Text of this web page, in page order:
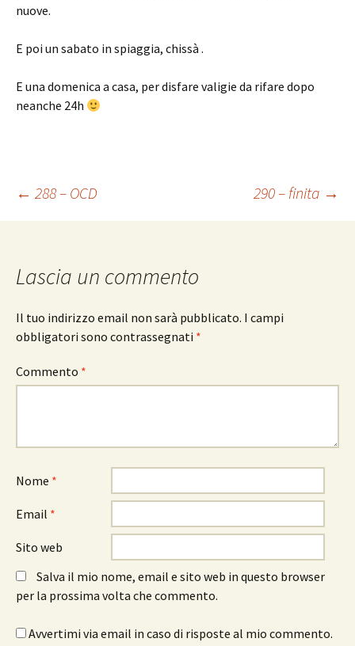
nuove.
E poi un sabato in spiaggia, chissà .
E una domenica a casa, per disfare valigie da rifare dopo
neanche 24h
Navigazione
← 288 – OCD 290 – finita →
Lascia un commento
Il tuo indirizzo email non sarà pubblicato. I campi
obbligatori sono contrassegnati *
Commento *
Nome *
Email *
Sito web
Salva il mio nome, email e sito web in questo browser
per la prossima volta che commento.
Avvertimi via email in caso di risposte al mio commento.